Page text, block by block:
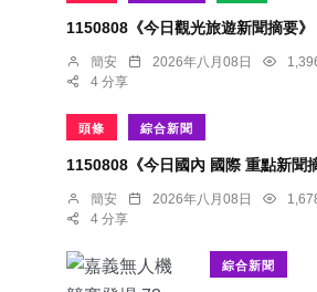
1150808《今日觀光旅遊新聞摘要》
簡安 2026年八月08日
4 分享
頭條 綜合新聞
1150808《今日國內 國際 重點新聞
簡安 2026年八月08日
4 分享
綜合新聞